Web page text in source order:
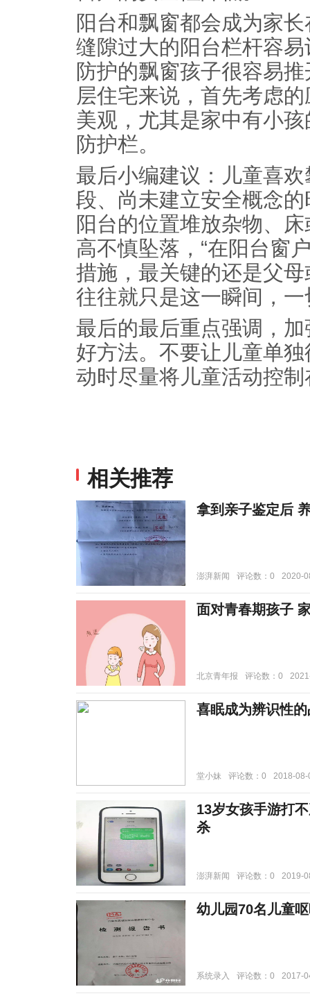
阳台和飘窗都会成为家
缝隙过大的阳台栏杆容
防护的飘窗孩子很容易
层住宅来说，首先考虑
美观，尤其是家中有小
防护栏。
最后小编建议：儿童喜
段、尚未建立安全概念
阳台的位置堆放杂物、
高不慎坠落，“在阳台窗
措施，最关键的还是父
往往就只是这一瞬间，
最后的最后重点强调，
好方法。不要让儿童单
动时尽量将儿童活动控
相关推荐
拿到亲子鉴定后
澎湃新闻 评论数：0 2020-
面对青春期孩子
北京青年报 评论数：0
喜眠成为辨识性
堂小妹 评论数：0 2018-08-
13岁女孩手游打
杀
澎湃新闻 评论数：0 2019-
幼儿园70名儿童
系统录入 评论数：0 2017-